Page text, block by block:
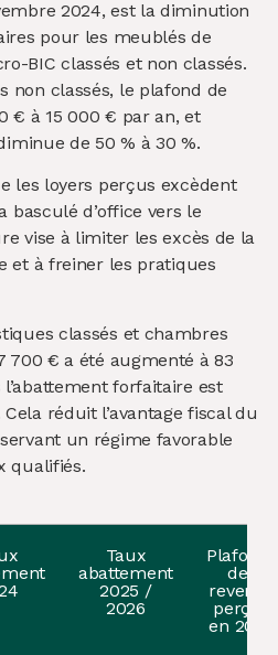
2024, est la diminution
pour les meublés de
BIC classés et non classés.
non classés, le plafond de
€ à 15 000 € par an, et
de 50 % à 30 %.
les loyers perçus excèdent
basculé d’office vers le
vise à limiter les excès de la
et à freiner les pratiques
classés et chambres
700 € a été augmenté à 83
forfaitaire est
réduit l’avantage fiscal du
un régime favorable
qualifiés.
Taux
abattement
2025 /
2026
Plafonds
des
revenus
perçus
en 2024